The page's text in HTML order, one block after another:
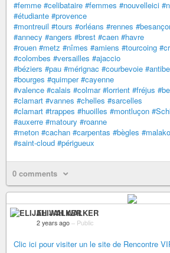
#femme #celibataire #femmes #nouvelleici
#étudiante #provence
#montreuil #tours #orléans #rennes
#annecy #angers #brest #caen #havre
#rouen #metz #nîmes #amiens #tourcoing
#colombes #versailles #ajaccio
#béziers #pau #mérignac #courbevoie
#bourges #quimper #cayenne
#valence #calais #colmar #lorrient #fréjus
#clamart #vannes #chelles #sarcelles
#clamart #trappes #huoilles #montluçon
#auxerre #matoury #roanne
#meton #cachan #carpentas #bègles
#saint-cloud #périgueux
0 comments
ELIJAH WALKER
2 years ago – Public
Clic ici pour visiter un le site de Rencontre